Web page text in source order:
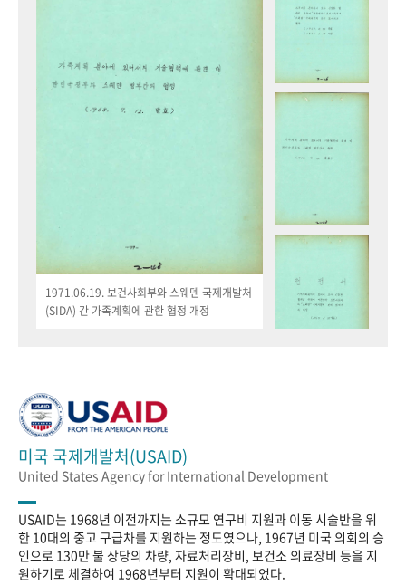
1971.06.19. 보건사회부와 스웨덴 국제개발처
(SIDA) 간 가족계획에 관한 협정 개정
미국 국제개발처(USAID)
United States Agency for International Development
USAID는 1968년 이전까지는 소규모 연구비 지원과 이동 시술반을 위
한 10대의 중고 구급차를 지원하는 정도였으나, 1967년 미국 의회의 승
인으로 130만 불 상당의 차량, 자료처리장비, 보건소 의료장비 등을 지
원하기로 체결하여 1968년부터 지원이 확대되었다.